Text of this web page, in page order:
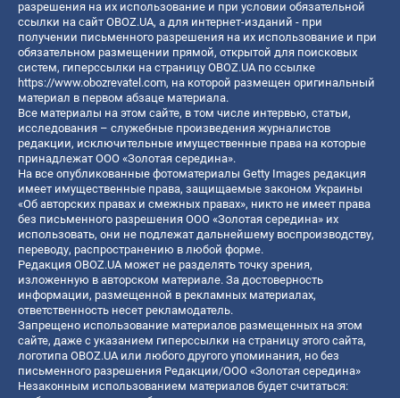
разрешения на их использование и при условии обязательной
ссылки на сайт OBOZ.UA, а для интернет-изданий - при
получении письменного разрешения на их использование и при
обязательном размещении прямой, открытой для поисковых
систем, гиперссылки на страницу OBOZ.UA по ссылке
https://www.obozrevatel.com, на которой размещен оригинальный
материал в первом абзаце материала.
Все материалы на этом сайте, в том числе интервью, статьи,
исследования – служебные произведения журналистов
редакции, исключительные имущественные права на которые
принадлежат ООО «Золотая середина».
На все опубликованные фотоматериалы Getty Images редакция
имеет имущественные права, защищаемые законом Украины
«Об авторских правах и смежных правах», никто не имеет права
без письменного разрешения ООО «Золотая середина» их
использовать, они не подлежат дальнейшему воспроизводству,
переводу, распространению в любой форме.
Редакция OBOZ.UA может не разделять точку зрения,
изложенную в авторском материале. За достоверность
информации, размещенной в рекламных материалах,
ответственность несет рекламодатель.
Запрещено использование материалов размещенных на этом
сайте, даже с указанием гиперссылки на страницу этого сайта,
логотипа OBOZ.UA или любого другого упоминания, но без
письменного разрешения Редакции/ООО «Золотая середина»
Незаконным использованием материалов будет считаться: